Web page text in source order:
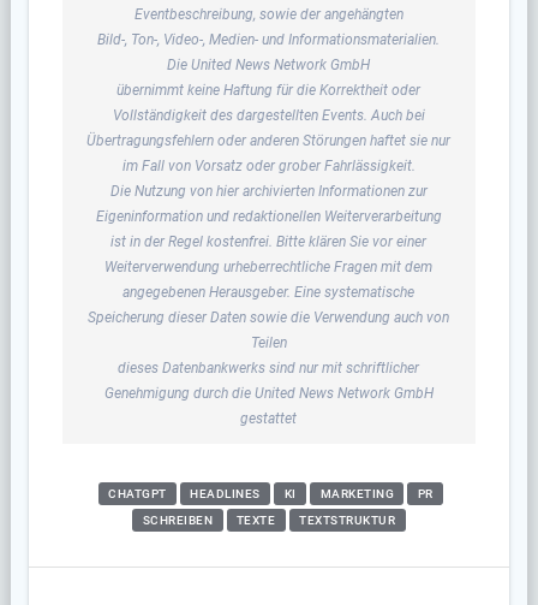
Eventbeschreibung, sowie der angehängten
Bild-, Ton-, Video-, Medien- und Informationsmaterialien.
Die United News Network GmbH
übernimmt keine Haftung für die Korrektheit oder
Vollständigkeit des dargestellten Events. Auch bei
Übertragungsfehlern oder anderen Störungen haftet sie nur
im Fall von Vorsatz oder grober Fahrlässigkeit.
Die Nutzung von hier archivierten Informationen zur
Eigeninformation und redaktionellen Weiterverarbeitung
ist in der Regel kostenfrei. Bitte klären Sie vor einer
Weiterverwendung urheberrechtliche Fragen mit dem
angegebenen Herausgeber. Eine systematische
Speicherung dieser Daten sowie die Verwendung auch von
Teilen
dieses Datenbankwerks sind nur mit schriftlicher
Genehmigung durch die United News Network GmbH
gestattet
CHATGPT HEADLINES KI MARKETING
PR
SCHREIBEN
TEXTE TEXTSTRUKTUR